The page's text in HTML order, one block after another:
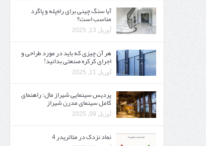
آیا سنگ چینی برای راه‌پله و پاگرد
مناسب است؟
آوریل 13, 2025
هر آن چیزی که باید در مورد طراحی و
اجرای کرکره صنعتی بدانید!
آوریل 11, 2025
پردیس سینمایی شیراز مال: راهنمای
کامل سینمای مدرن شیراز
آوریل 09, 2025
نماد نزدک در متاتریدر 4